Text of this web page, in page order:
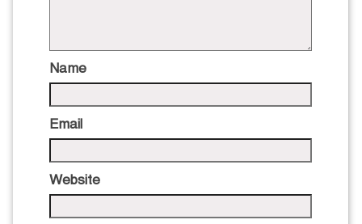
Name
Email
Website